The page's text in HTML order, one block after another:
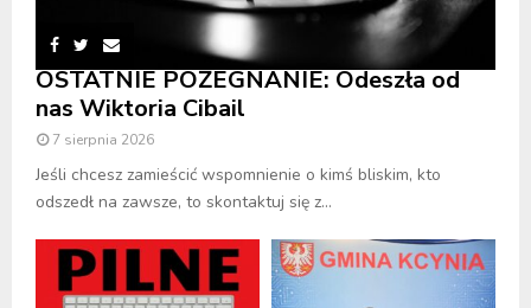
OSTATNIE POŻEGNANIE: Odeszła od
nas Wiktoria Cibail
7 sierpnia 2026
Jeśli chcesz zamieścić wspomnienie o kimś bliskim, kto
odszedł na zawsze, to skontaktuj się z...